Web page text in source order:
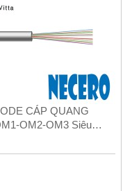
OM2-OM3 Siêu